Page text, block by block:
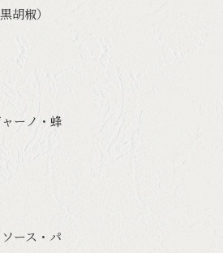
胡椒）
ーノ・蜂
ース・パ